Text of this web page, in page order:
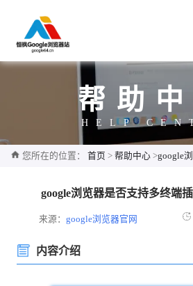
帮助
HELP
您所在的位置： 首页 > 帮助中心 >google浏览
google浏览器是否支持多终端
来源：google浏览器官网
内容介绍